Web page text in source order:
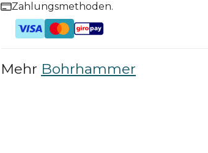
Zahlungsmethoden.
Mehr Bohrhammer